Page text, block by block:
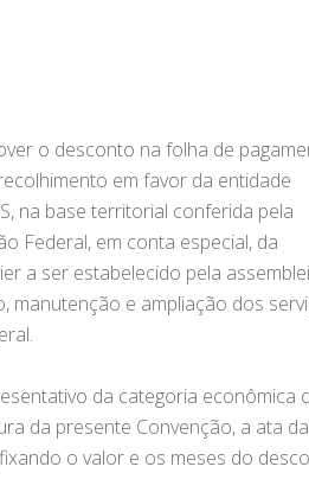
o desconto na folha de
em favor da entidade
na base territorial conferida pela
Federal, em conta especial, da
a ser estabelecido pela
manutenção e ampliação dos
da categoria econômica
da presente Convenção, a ata da
o valor e os meses do